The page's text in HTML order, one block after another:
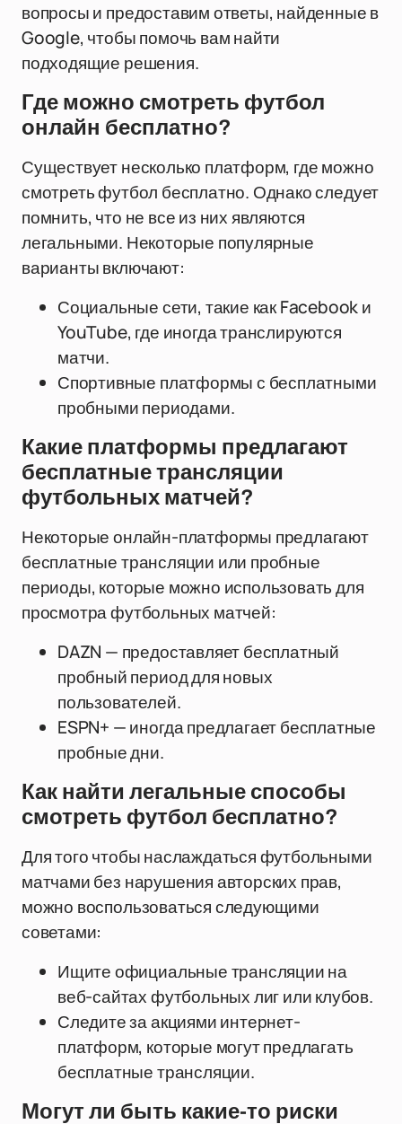
вопросы и предоставим ответы, найденные в
Google, чтобы помочь вам найти
подходящие решения.
Где можно смотреть футбол
онлайн бесплатно?
Существует несколько платформ, где можно
смотреть футбол бесплатно. Однако следует
помнить, что не все из них являются
легальными. Некоторые популярные
варианты включают:
Социальные сети, такие как Facebook и
YouTube, где иногда транслируются
матчи.
Спортивные платформы с бесплатными
пробными периодами.
Какие платформы предлагают
бесплатные трансляции
футбольных матчей?
Некоторые онлайн-платформы предлагают
бесплатные трансляции или пробные
периоды, которые можно использовать для
просмотра футбольных матчей:
DAZN — предоставляет бесплатный
пробный период для новых
пользователей.
ESPN+ — иногда предлагает бесплатные
пробные дни.
Как найти легальные способы
смотреть футбол бесплатно?
Для того чтобы наслаждаться футбольными
матчами без нарушения авторских прав,
можно воспользоваться следующими
советами:
Ищите официальные трансляции на
веб-сайтах футбольных лиг или клубов.
Следите за акциями интернет-
платформ, которые могут предлагать
бесплатные трансляции.
Могут ли быть какие-то риски